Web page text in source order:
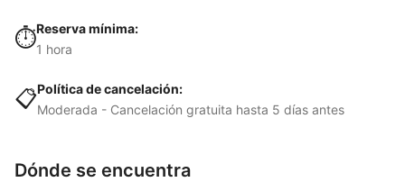
⏱️Reserva mínima:
1 hora
📋Política de cancelación:
Moderada - Cancelación gratuita hasta 5 días antes
Dónde se encuentra